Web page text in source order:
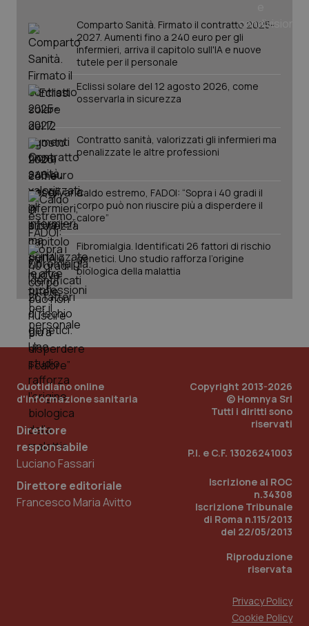
Comparto Sanità. Firmato il contratto 2025-
2027. Aumenti fino a 240 euro per gli
infermieri, arriva il capitolo sull'IA e nuove
tutele per il personale
Eclissi solare del 12 agosto 2026, come
osservarla in sicurezza
Contratto sanità, valorizzati gli infermieri ma
penalizzate le altre professioni
Caldo estremo, FADOI: “Sopra i 40 gradi il
corpo può non riuscire più a disperdere il
calore”
Fibromialgia. Identificati 26 fattori di rischio
genetici. Uno studio rafforza l’origine
biologica della malattia
Quotidiano online
d'informazione sanitaria
Direttore
responsabile
Luciano Fassari
Direttore editoriale
Francesco Maria Avitto
Copyright 2013-2026
© Homnya Srl
Tutti i diritti sono
riservati
P.I. e C.F. 13026241003
Iscrizione al ROC
n.34308
Iscrizione Tribunale
di Roma n.115/2013
del 22/05/2013
Riproduzione
riservata
Privacy Policy
Cookie Policy
tracking-enable
tracking-sites-ironfish-
session-id
www.quotidianosanita.it
PHP.net
www.quotidianosanita.it